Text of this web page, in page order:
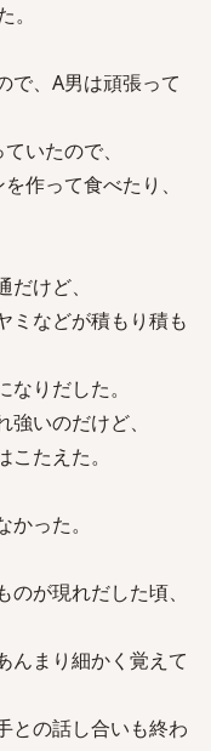
で、A男は頑張って
いたので、
作って食べたり、
けど、
ミなどが積もり積も
りだした。
いのだけど、
たえた。
った。
が現れだした頃、
んまり細かく覚えて
との話し合いも終わ